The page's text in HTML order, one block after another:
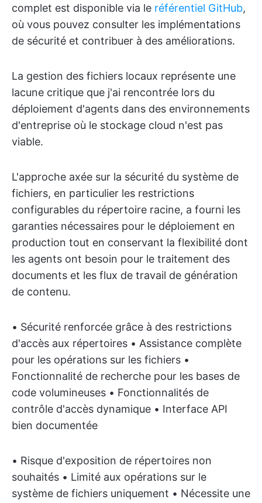
complet est disponible via le référentiel GitHub,
où vous pouvez consulter les implémentations
de sécurité et contribuer à des améliorations.
La gestion des fichiers locaux représente une
lacune critique que j'ai rencontrée lors du
déploiement d'agents dans des environnements
d'entreprise où le stockage cloud n'est pas
viable.
L'approche axée sur la sécurité du système de
fichiers, en particulier les restrictions
configurables du répertoire racine, a fourni les
garanties nécessaires pour le déploiement en
production tout en conservant la flexibilité dont
les agents ont besoin pour le traitement des
documents et les flux de travail de génération
de contenu.
• Sécurité renforcée grâce à des restrictions
d'accès aux répertoires • Assistance complète
pour les opérations sur les fichiers •
Fonctionnalité de recherche pour les bases de
code volumineuses • Fonctionnalités de
contrôle d'accès dynamique • Interface API
bien documentée
• Risque d'exposition de répertoires non
souhaités • Limité aux opérations sur le
système de fichiers uniquement • Nécessite une